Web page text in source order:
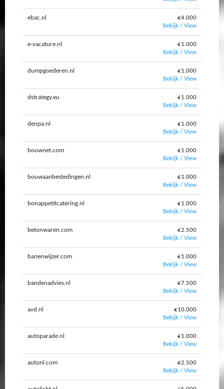
ebac.nl
€4.000
Bekijk / View
e-vacature.nl
€1.000
Bekijk / View
dumpgoederen.nl
€1.000
Bekijk / View
dstrategy.eu
€1.000
Bekijk / View
denpa.nl
€1.000
Bekijk / View
bouwnet.com
€1.000
Bekijk / View
bouwaanbestedingen.nl
€1.000
Bekijk / View
bonappetitcatering.nl
€1.000
Bekijk / View
betonwaren.com
€2.500
Bekijk / View
banenwijzer.com
€1.000
Bekijk / View
bandenadvies.nl
€7.500
Bekijk / View
avd.nl
€10.000
Bekijk / View
autoparade.nl
€1.000
Bekijk / View
autonl.com
€2.500
Bekijk / View